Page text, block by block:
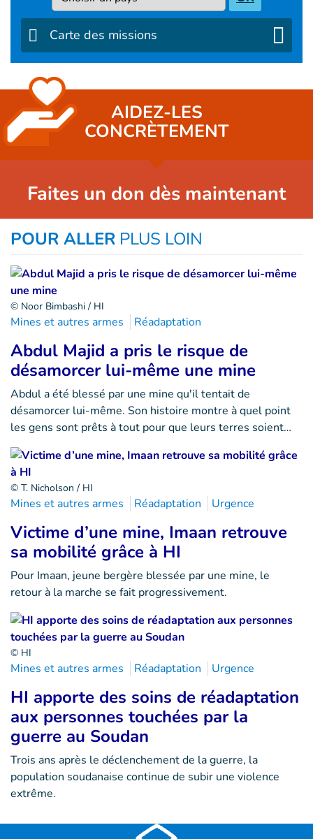
Carte des missions
AIDEZ-LES
CONCRÈTEMENT
Faites un don dès maintenant
POUR ALLER PLUS LOIN
© Noor Bimbashi / HI
Mines et autres armes Réadaptation
Abdul Majid a pris le risque de
désamorcer lui-même une mine
Abdul a été blessé par une mine qu'il tentait de
désamorcer lui-même. Son histoire montre à quel point
les gens sont prêts à tout pour que leurs terres soient…
© T. Nicholson / HI
Mines et autres armes Réadaptation Urgence
Victime d’une mine, Imaan retrouve
sa mobilité grâce à HI
Pour Imaan, jeune bergère blessée par une mine, le
retour à la marche se fait progressivement.
© HI
Mines et autres armes Réadaptation Urgence
HI apporte des soins de réadaptation
aux personnes touchées par la
guerre au Soudan
Trois ans après le déclenchement de la guerre, la
population soudanaise continue de subir une violence
extrême.